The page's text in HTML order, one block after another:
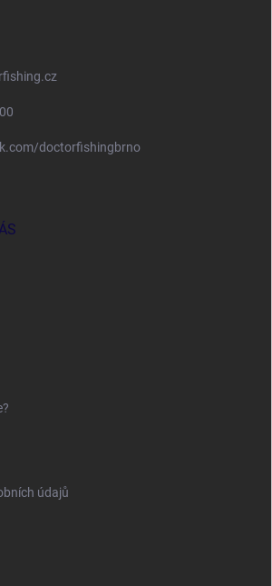
doctorfishingbrno
údajů